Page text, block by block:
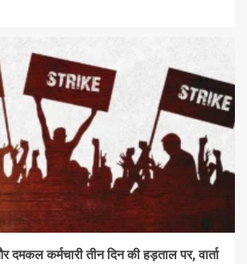
दमकल कर्मचारी तीन दिन की हड़ताल पर, वार्ता